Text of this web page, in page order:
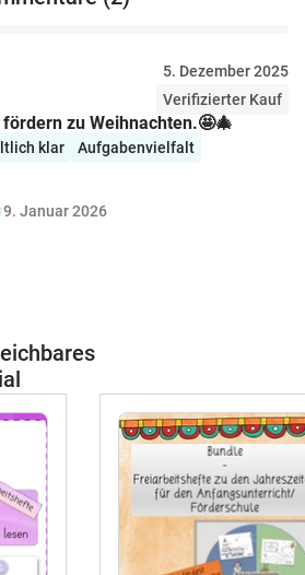
Schreib mir eine Mail:
rose.de 🌹
5. Dezember 2025
Verifizierter Kauf
zu Weihnachten.🤩🎄
klar
Aufgabenvielfalt
9. Januar 2026